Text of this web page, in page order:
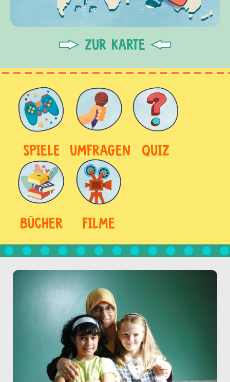
ZUR KARTE
SPIELE UMFRAGEN QUIZ
BÜCHER FILME